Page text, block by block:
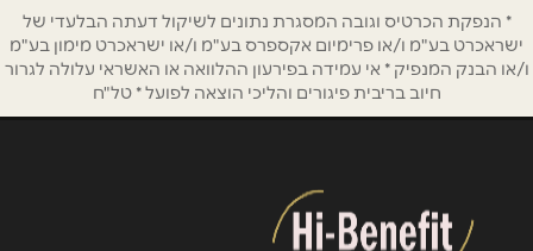
נושא*
אנא חזרו אלי בקשר ל...
הודעה*
* הנפקת הכרטיס וגובה המסגרת נתונים לשיקול דעתה הבלעדי של
ישראכרט בע"מ ו/או פרימיום אקספרס בע"מ ו/או ישראכרט מימון בע"מ
ו/או הבנק המנפיק * אי עמידה בפירעון ההלוואה או האשראי עלולה לגרור
חיוב בריבית פיגורים והליכי הוצאה לפועל * טל"ח